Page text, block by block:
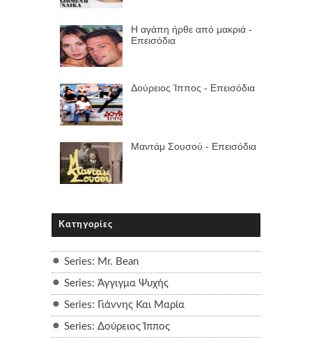
Η αγάπη ήρθε από μακριά -
Επεισόδια
Δούρειος Ίππος - Επεισόδια
Μαντάμ Σουσού - Επεισόδια
Κατηγορίες
Series: Mr. Bean
Series: Άγγιγμα Ψυχής
Series: Γιάννης Και Μαρία
Series: Δούρειος Ίππος